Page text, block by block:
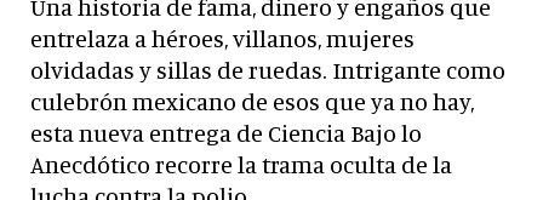
Una historia de fama, dinero y engaños que
entrelaza a héroes, villanos, mujeres
olvidadas y sillas de ruedas. Intrigante como
culebrón mexicano de esos que ya no hay,
esta nueva entrega de Ciencia Bajo lo
Anecdótico recorre la trama oculta de la